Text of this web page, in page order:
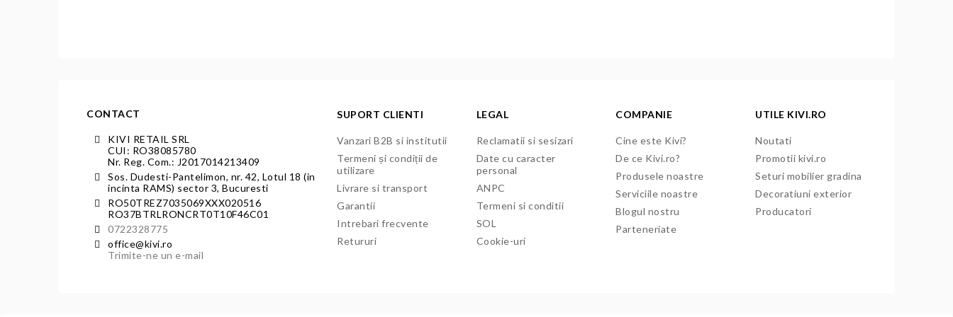
CONTACT
KIVI RETAIL SRL
CUI: RO38085780
Nr. Reg. Com.: J2017014213409
Sos. Dudesti-Pantelimon, nr. 42, Lotul 18 (in
incinta RAMS) sector 3, Bucuresti
RO50TREZ7035069XXX020516
RO37BTRLRONCRT0T10F46C01
0722328775
office@kivi.ro
Trimite-ne un e-mail
SUPORT CLIENTI
Vanzari B2B si institutii
Termeni și condiții de
utilizare
Livrare si transport
Garantii
Intrebari frecvente
Retururi
LEGAL
Reclamatii si sesizari
Date cu caracter
personal
ANPC
Termeni si conditii
SOL
Cookie-uri
COMPANIE
Cine este Kivi?
De ce Kivi.ro?
Produsele noastre
Serviciile noastre
Blogul nostru
Parteneriate
UTILE KIVI.RO
Noutati
Promotii kivi.ro
Seturi mobilier gradina
Decoratiuni exterior
Producatori